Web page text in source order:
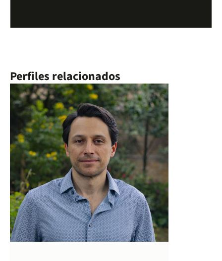
Perfiles relacionados